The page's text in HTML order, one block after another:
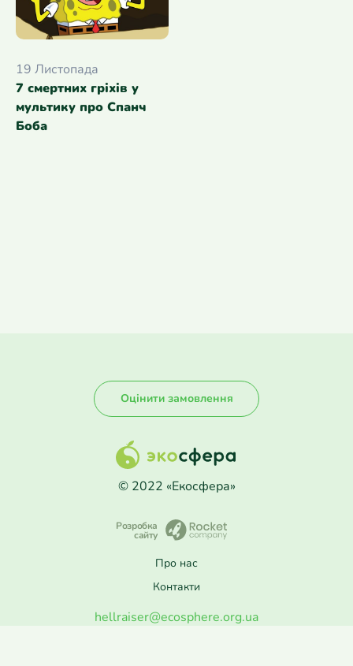
19 Листопада
7 смертних гріхів у
мультику про Спанч
Боба
© 2022 «Екосфера»
Розробка
сайту
Про нас
Контакти
Оцінити замовлення
hellraiser@ecosphere.org.ua